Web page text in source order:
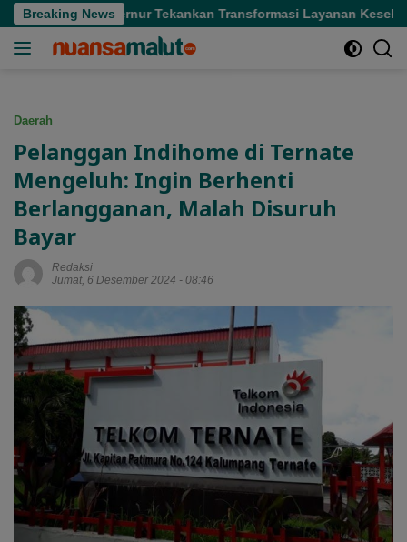
Langsung
ke
Breaking News
Gubernur Tekankan Transformasi Layanan Kesehatan
Daerah
Pelanggan Indihome di Ternate
Mengeluh: Ingin Berhenti
Berlangganan, Malah Disuruh
Bayar
Redaksi
Jumat, 6 Desember 2024 - 08:46